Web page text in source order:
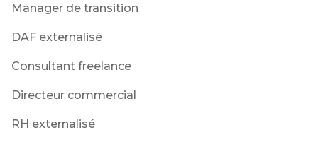
Manager de transition
DAF externalisé
Consultant freelance
Directeur commercial
RH externalisé